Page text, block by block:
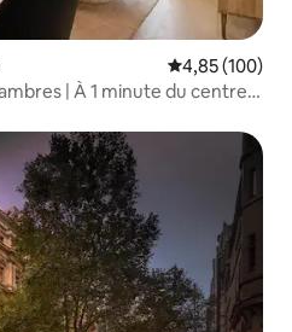
Évaluation
4,85 (100)
| À 1 minute du centre